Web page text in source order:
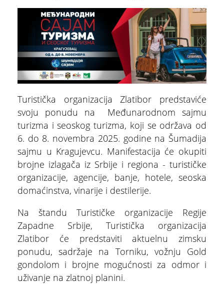
Turistička organizacija Zlatibor predstaviće
svoju ponudu na Međunarodnom sajmu
turizma i seoskog turizma, koji se održava od
6. do 8. novembra 2025. godine na Šumadija
sajmu u Kragujevcu. Manifestacija će okupiti
brojne izlagača iz Srbije i regiona - turističke
organizacije, agencije, banje, hotele, seoska
domaćinstva, vinarije i destilerije.
Na štandu Turističke organizacije Regije
Zapadne Srbije, Turistička organizacija
Zlatibor će predstaviti aktuelnu zimsku
ponudu, sadržaje na Torniku, vožnju Gold
gondolom i brojne mogućnosti za odmor i
uživanje na zlatnoj planini.
ŠTA
VIDETI FEATURED
Multimedijalna fontana